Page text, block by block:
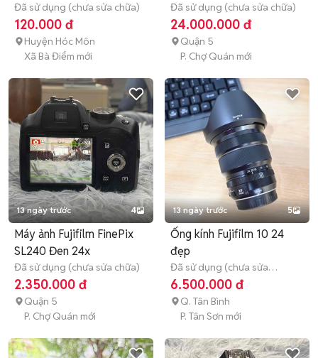
Đã sử dụng (chưa sửa chữa)
120.000 đ
Huyện Hóc Môn
Xã Bà Điểm mới
99%
Đã sử dụng (chưa sửa chữa)
24.000.000 đ
Quận 5
P. Chợ Quán mới
13 ngày trước 4
Máy ảnh Fujifilm FinePix
SL240 Đen 24x
Đã sử dụng (chưa sửa chữa)
2.350.000 đ
Quận 5
P. Chợ Quán mới
13 ngày trước 5
Ống kính Fujifilm 10 24
đẹp
Đã sử dụng (chưa sửa
chữa) 3 tháng
6.500.000 đ
Q. Tân Bình
P. Tân Sơn mới